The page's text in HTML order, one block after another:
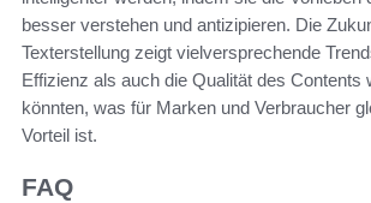
besser verstehen und antizipieren. Die
Texterstellung zeigt vielversprechende
Effizienz als auch die Qualität des Contents
könnten, was für Marken und Verbraucher
Vorteil ist.
FAQ